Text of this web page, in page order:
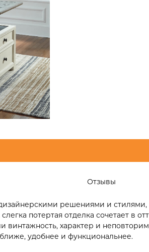
Отзывы
решениями и стилями,
потертая отделка сочетает в
винтажность, характер и
удобнее и функциональнее.